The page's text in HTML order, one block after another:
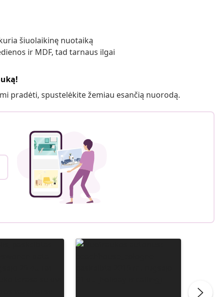
šiuolaikinę nuotaiką
ir MDF, tad tarnaus ilgai
pradėti, spustelėkite žemiau esančią nuorodą.